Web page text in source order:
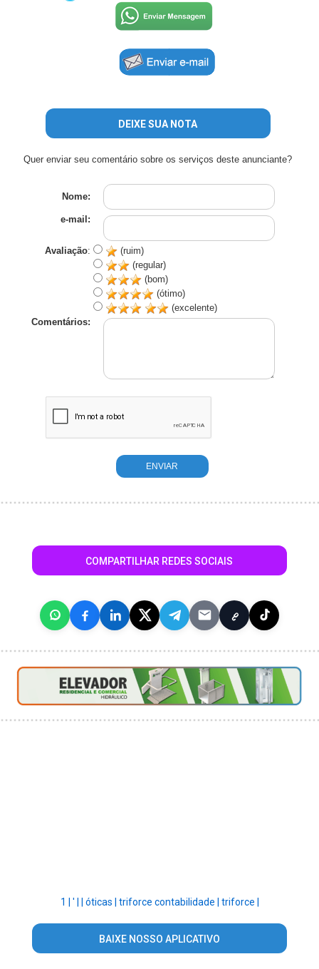
DEIXE SUA NOTA
Quer enviar seu comentário sobre os serviços deste anunciante?
Nome:
e-mail:
Avaliação:
(ruim)
(regular)
(bom)
(ótimo)
(excelente)
Comentários:
COMPARTILHAR REDES SOCIAIS
1 | ' | óticas | triforce contabilidade | triforce |
BAIXE NOSSO APLICATIVO